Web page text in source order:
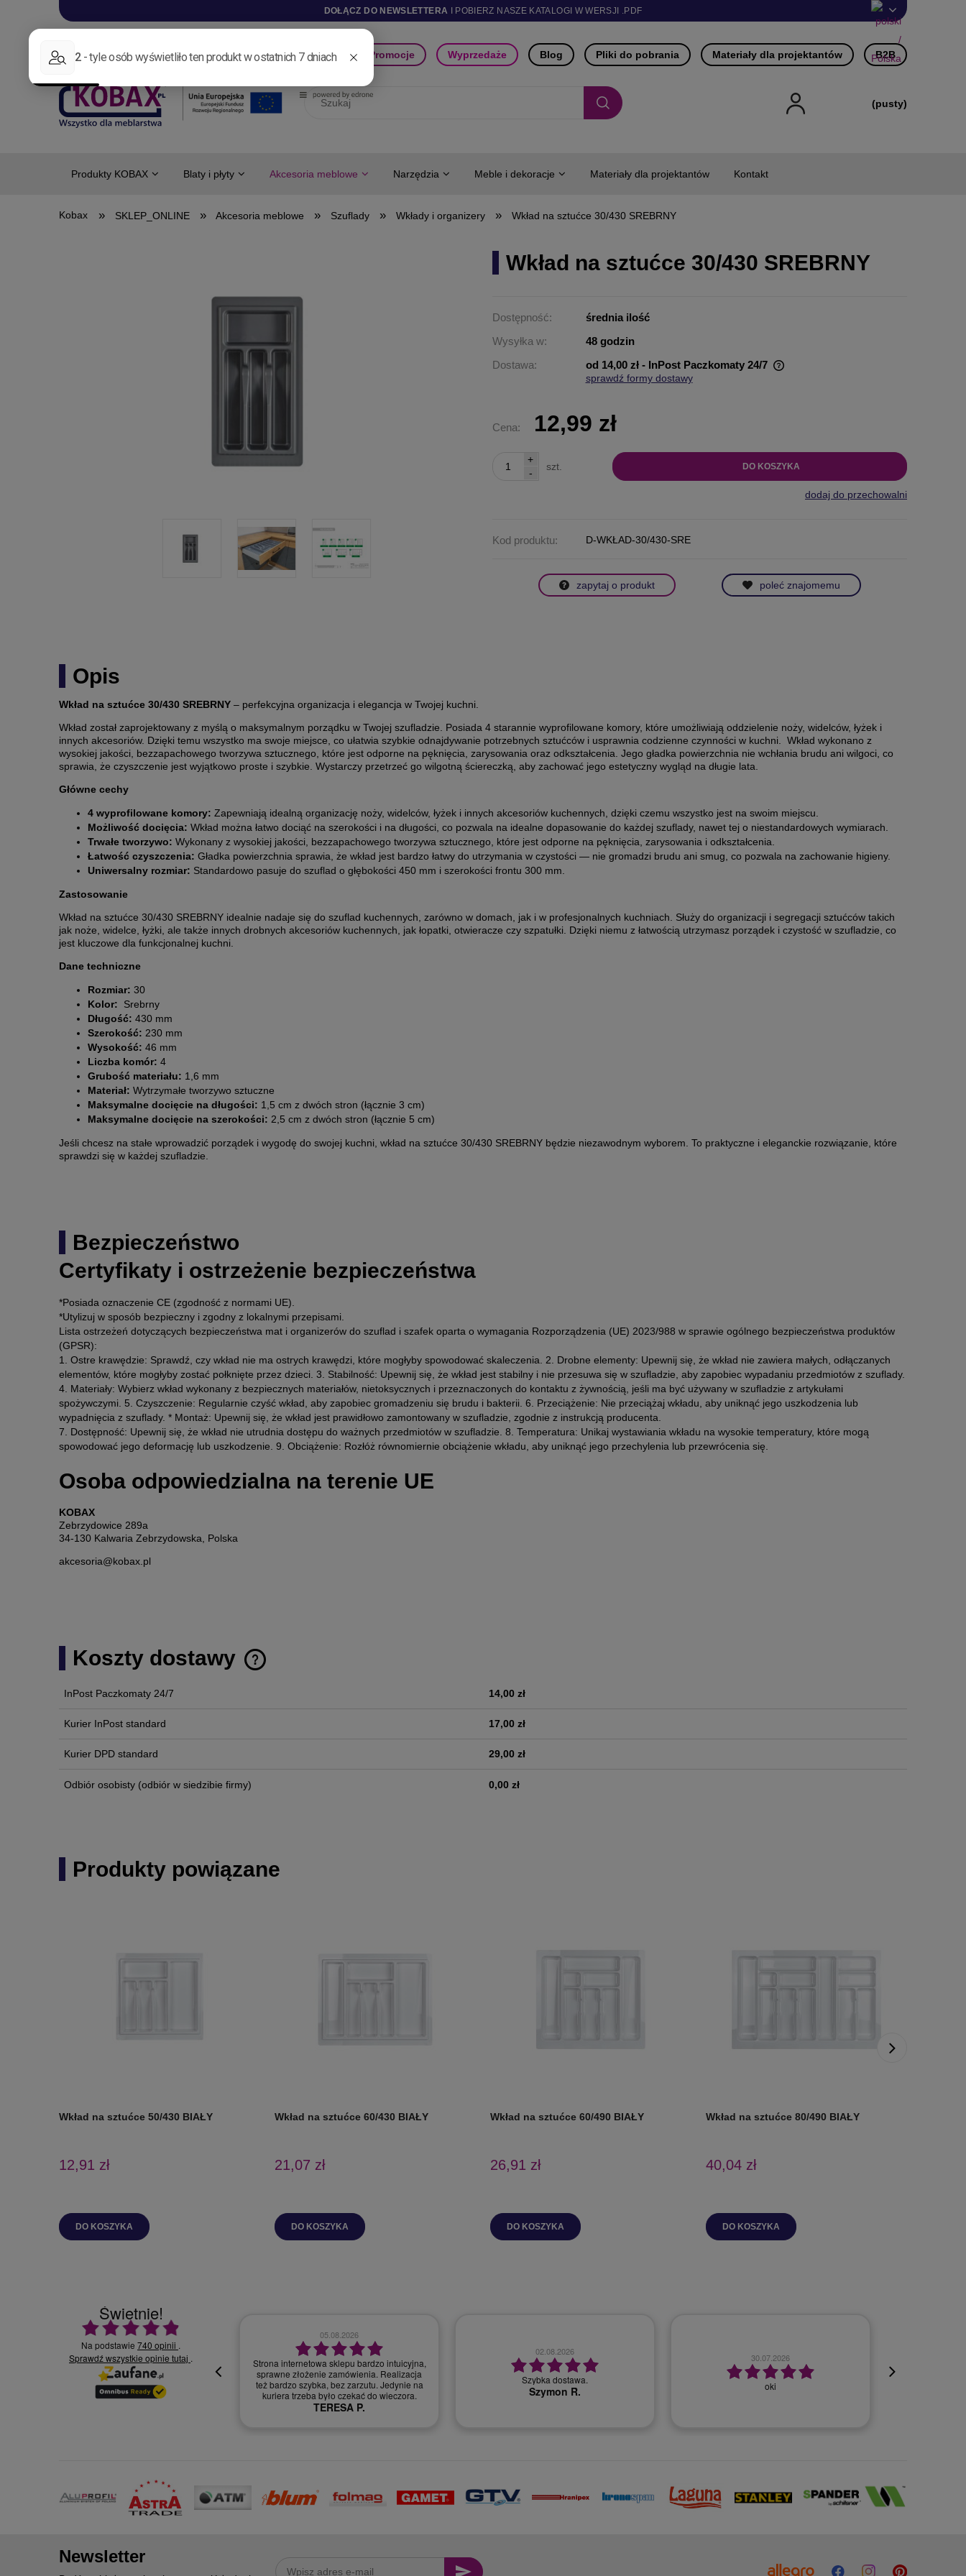
DOŁĄCZ DO NEWSLETTERA I POBIERZ NASZE KATALOGI W WERSJI .PDF
Aktualności Nowości Promocje Wyprzedaże Blog Pliki do pobrania Materiały dla projektantów B2B
(pusty)
Produkty KOBAX Blaty i płyty Akcesoria meblowe Narzędzia Meble i dekoracje Materiały dla projektantów Kontakt
» SKLEP_ONLINE » Akcesoria meblowe » Szuflady » Wkłady i organizery » Wkład na sztućce 30/430 SREBRNY
Wkład na sztućce 30/430 SREBRNY
Dostępność:
średnia ilość
Wysyłka w:
48 godzin
Dostawa:
od 14,00 zł - InPost Paczkomaty 24/7
sprawdź formy dostawy
Cena: 12,99 zł
-
+
szt. DO KOSZYKA
dodaj do przechowalni
Kod produktu: D-WKŁAD-30/430-SRE
zapytaj o produkt poleć znajomemu
Opis
Wkład na sztućce 30/430 SREBRNY – perfekcyjna organizacja i elegancja w Twojej kuchni.
Wkład został zaprojektowany z myślą o maksymalnym porządku w Twojej szufladzie. Posiada 4 starannie wyprofilowane komory, które umożliwiają oddzielenie noży, widelców, łyżek i
innych akcesoriów. Dzięki temu wszystko ma swoje miejsce, co ułatwia szybkie odnajdywanie potrzebnych sztućców i usprawnia codzienne czynności w kuchni. Wkład wykonano z
wysokiej jakości, bezzapachowego tworzywa sztucznego, które jest odporne na pęknięcia, zarysowania oraz odkształcenia. Jego gładka powierzchnia nie wchłania brudu ani wilgoci, co
sprawia, że czyszczenie jest wyjątkowo proste i szybkie. Wystarczy przetrzeć go wilgotną ściereczką, aby zachować jego estetyczny wygląd na długie lata.
Główne cechy
4 wyprofilowane komory: Zapewniają idealną organizację noży, widelców, łyżek i innych akcesoriów kuchennych, dzięki czemu wszystko jest na swoim miejscu.
Możliwość docięcia: Wkład można łatwo dociąć na szerokości i na długości, co pozwala na idealne dopasowanie do każdej szuflady, nawet tej o niestandardowych wymiarach.
Trwałe tworzywo: Wykonany z wysokiej jakości, bezzapachowego tworzywa sztucznego, które jest odporne na pęknięcia, zarysowania i odkształcenia.
Łatwość czyszczenia: Gładka powierzchnia sprawia, że wkład jest bardzo łatwy do utrzymania w czystości — nie gromadzi brudu ani smug, co pozwala na zachowanie higieny.
Uniwersalny rozmiar: Standardowo pasuje do szuflad o głębokości 450 mm i szerokości frontu 300 mm.
Zastosowanie
Wkład na sztućce 30/430 SREBRNY idealnie nadaje się do szuflad kuchennych, zarówno w domach, jak i w profesjonalnych kuchniach. Służy do organizacji i segregacji sztućców takich
jak noże, widelce, łyżki, ale także innych drobnych akcesoriów kuchennych, jak łopatki, otwieracze czy szpatułki. Dzięki niemu z łatwością utrzymasz porządek i czystość w szufladzie, co
jest kluczowe dla funkcjonalnej kuchni.
Dane techniczne
Rozmiar: 30
Kolor: Srebrny
Długość: 430 mm
Szerokość: 230 mm
Wysokość: 46 mm
Liczba komór: 4
Grubość materiału: 1,6 mm
Materiał: Wytrzymałe tworzywo sztuczne
Maksymalne docięcie na długości: 1,5 cm z dwóch stron (łącznie 3 cm)
Maksymalne docięcie na szerokości: 2,5 cm z dwóch stron (łącznie 5 cm)
Jeśli chcesz na stałe wprowadzić porządek i wygodę do swojej kuchni, wkład na sztućce 30/430 SREBRNY będzie niezawodnym wyborem. To praktyczne i eleganckie rozwiązanie, które
sprawdzi się w każdej szufladzie.
Bezpieczeństwo
Certyfikaty i ostrzeżenie bezpieczeństwa
*Posiada oznaczenie CE (zgodność z normami UE).
*Utylizuj w sposób bezpieczny i zgodny z lokalnymi przepisami.
Lista ostrzeżeń dotyczących bezpieczeństwa mat i organizerów do szuflad i szafek oparta o wymagania Rozporządzenia (UE) 2023/988 w sprawie ogólnego bezpieczeństwa produktów
(GPSR):
1. Ostre krawędzie: Sprawdź, czy wkład nie ma ostrych krawędzi, które mogłyby spowodować skaleczenia. 2. Drobne elementy: Upewnij się, że wkład nie zawiera małych, odłączanych
elementów, które mogłyby zostać połknięte przez dzieci. 3. Stabilność: Upewnij się, że wkład jest stabilny i nie przesuwa się w szufladzie, aby zapobiec wypadaniu przedmiotów z szuflady.
4. Materiały: Wybierz wkład wykonany z bezpiecznych materiałów, nietoksycznych i przeznaczonych do kontaktu z żywnością, jeśli ma być używany w szufladzie z artykułami
spożywczymi. 5. Czyszczenie: Regularnie czyść wkład, aby zapobiec gromadzeniu się brudu i bakterii. 6. Przeciążenie: Nie przeciążaj wkładu, aby uniknąć jego uszkodzenia lub
wypadnięcia z szuflady. * Montaż: Upewnij się, że wkład jest prawidłowo zamontowany w szufladzie, zgodnie z instrukcją producenta.
7. Dostępność: Upewnij się, że wkład nie utrudnia dostępu do ważnych przedmiotów w szufladzie. 8. Temperatura: Unikaj wystawiania wkładu na wysokie temperatury, które mogą
spowodować jego deformację lub uszkodzenie. 9. Obciążenie: Rozłóż równomiernie obciążenie wkładu, aby uniknąć jego przechylenia lub przewrócenia się.
Osoba odpowiedzialna na terenie UE
KOBAX
Zebrzydowice 289a
34-130 Kalwaria Zebrzydowska, Polska
akcesoria@kobax.pl
Koszty dostawy
InPost Paczkomaty 24/7 14,00 zł
Kurier InPost standard 17,00 zł
Kurier DPD standard 29,00 zł
Odbiór osobisty (odbiór w siedzibie firmy) 0,00 zł
Produkty powiązane
Wkład na sztućce 50/430 BIAŁY
12,91 zł
DO KOSZYKA
Wkład na sztućce 60/430 BIAŁY
21,07 zł
DO KOSZYKA
Wkład na sztućce 60/490 BIAŁY
26,91 zł
DO KOSZYKA
Wkład na sztućce 80/490 BIAŁY
40,04 zł
DO KOSZYKA
Świetnie!
Ocena średnia 4.9 na 5
Na podstawie 740 opinii .
Sprawdź wszystkie opinie tutaj .
30.07.2026
oki
30.07.2026
Wszystko super, miła i profesjonalna
obsługa.
bardzo dobry kontakt, szybka realizacja
zamówienia
Monika T.
23.07.2026
Szybko, bezproblemowo.
Newsletter